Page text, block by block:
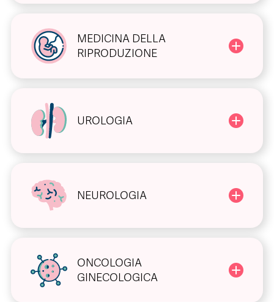
MEDICINA DELLA
RIPRODUZIONE
UROLOGIA
NEUROLOGIA
ONCOLOGIA
GINECOLOGICA